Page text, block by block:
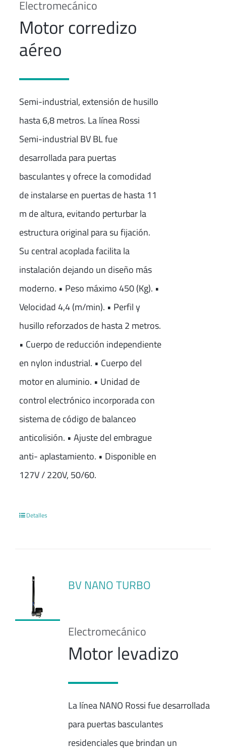
Electromecánico
Motor corredizo
aéreo
Semi-industrial, extensión de husillo
hasta 6,8 metros. La línea Rossi
Semi-industrial BV BL fue
desarrollada para puertas
basculantes y ofrece la comodidad
de instalarse en puertas de hasta 11
m de altura, evitando perturbar la
estructura original para su fijación.
Su central acoplada facilita la
instalación dejando un diseño más
moderno. • Peso máximo 450 (Kg). •
Velocidad 4,4 (m/min). • Perfil y
husillo reforzados de hasta 2 metros.
• Cuerpo de reducción independiente
en nylon industrial. • Cuerpo del
motor en aluminio. • Unidad de
control electrónico incorporada con
sistema de código de balanceo
anticolisión. • Ajuste del embrague
anti- aplastamiento. • Disponible en
127V / 220V, 50/60.
Detalles
BV NANO TURBO
Electromecánico
Motor levadizo
La línea NANO Rossi fue desarrollada
para puertas basculantes
residenciales que brindan un